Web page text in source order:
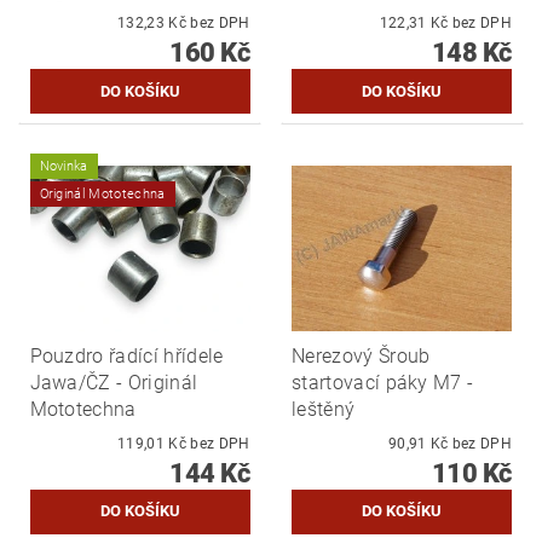
132,23 Kč bez DPH
160 Kč
122,31 Kč bez DPH
148 Kč
Novinka
Originál Mototechna
Pouzdro řadící hřídele
Jawa/ČZ - Originál
Mototechna
119,01 Kč bez DPH
144 Kč
Nerezový Šroub
startovací páky M7 -
leštěný
90,91 Kč bez DPH
110 Kč